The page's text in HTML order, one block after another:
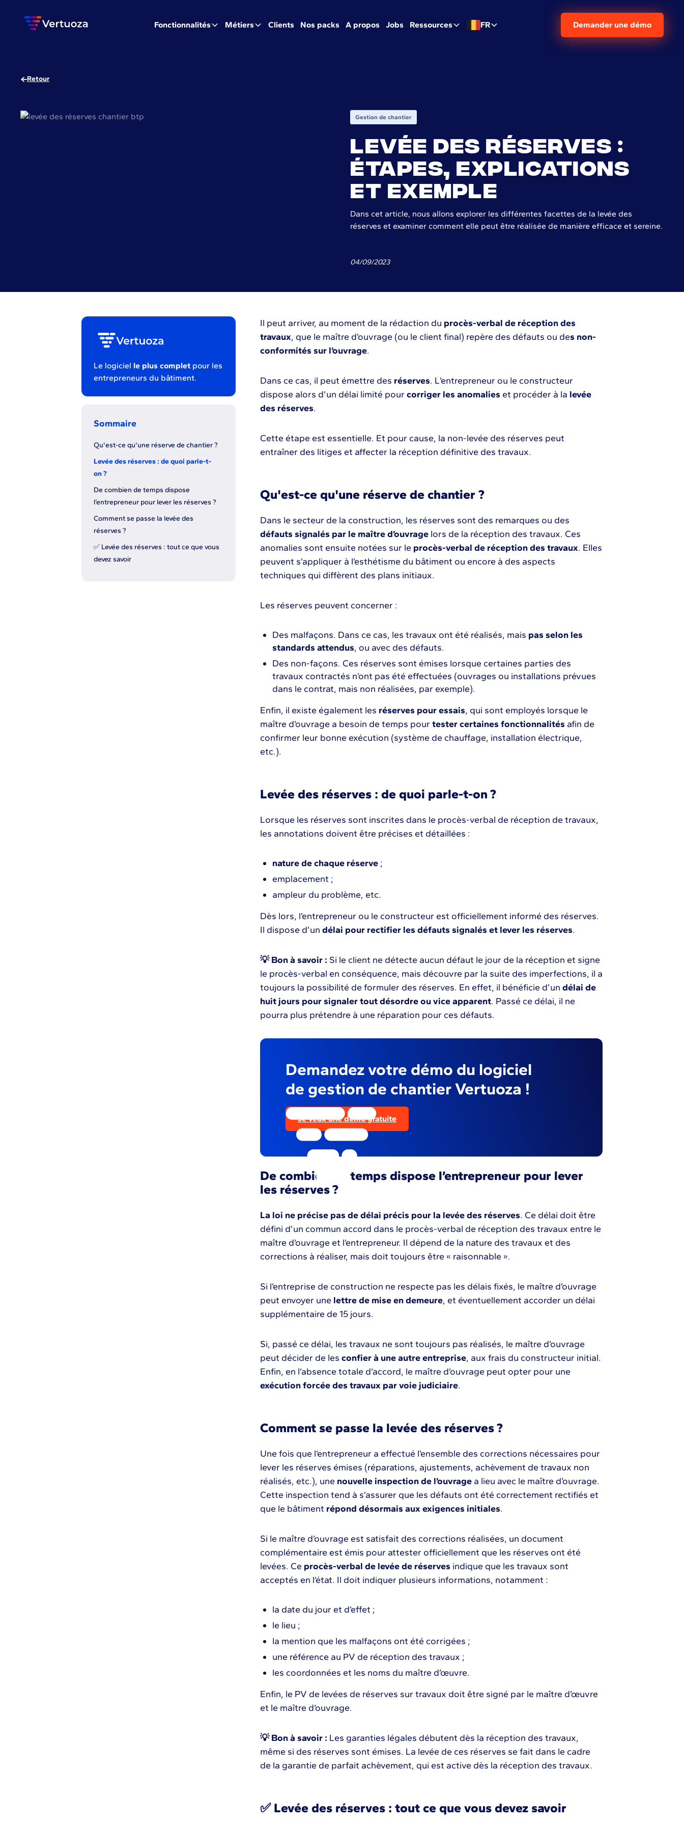
Fonctionnalités Métiers Clients Nos packs A propos Jobs Ressources FR Demander une démo
Retour
Gestion de chantier
Levée des réserves :
étapes, explications
et exemple
Dans cet article, nous allons explorer les différentes facettes de la levée des
réserves et examiner comment elle peut être réalisée de manière efficace et sereine.
04/09/2023
Le logiciel le plus complet pour les
entrepreneurs du bâtiment.
Sommaire
Qu'est-ce qu'une réserve de chantier ?
Levée des réserves : de quoi parle-t-
on ?
De combien de temps dispose
l’entrepreneur pour lever les réserves ?
Comment se passe la levée des
réserves ?
✅ Levée des réserves : tout ce que vous
devez savoir
Il peut arriver, au moment de la rédaction du procès-verbal de réception des
travaux, que le maître d’ouvrage (ou le client final) repère des défauts ou des non-
conformités sur l’ouvrage.
Dans ce cas, il peut émettre des réserves. L’entrepreneur ou le constructeur
dispose alors d’un délai limité pour corriger les anomalies et procéder à la levée
des réserves.
Cette étape est essentielle. Et pour cause, la non-levée des réserves peut
entraîner des litiges et affecter la réception définitive des travaux.
Qu'est-ce qu'une réserve de chantier ?
Dans le secteur de la construction, les réserves sont des remarques ou des
défauts signalés par le maître d’ouvragelors de la réception des travaux. Ces
anomalies sont ensuite notées sur le procès-verbal de réception des travaux. Elles
peuvent s’appliquer à l’esthétisme du bâtiment ou encore à des aspects
techniques qui diffèrent des plans initiaux.
Les réserves peuvent concerner :
Des malfaçons. Dans ce cas, les travaux ont été réalisés, mais pas selon les
standards attendus, ou avec des défauts.
Des non-façons. Ces réserves sont émises lorsque certaines parties des
travaux contractés n’ont pas été effectuées (ouvrages ou installations prévues
dans le contrat, mais non réalisées, par exemple).
Enfin, il existe également les réserves pour essais, qui sont employés lorsque le
maître d’ouvrage a besoin de temps pour tester certaines fonctionnalités afin de
confirmer leur bonne exécution (système de chauffage, installation électrique,
etc.).
Levée des réserves : de quoi parle-t-on ?
Lorsque les réserves sont inscrites dans le procès-verbal de réception de travaux,
les annotations doivent être précises et détaillées :
nature de chaque réserve;
emplacement ;
ampleur du problème, etc.
Dès lors, l’entrepreneur ou le constructeur est officiellement informé des réserves.
Il dispose d’un délai pour rectifier les défauts signalés et lever les réserves.
💡 Bon à savoir : Si le client ne détecte aucun défaut le jour de la réception et signe
le procès-verbal en conséquence, mais découvre par la suite des imperfections, il a
toujours la possibilité de formuler des réserves. En effet, il bénéficie d’un délai de
huit jours pour signaler tout désordre ou vice apparent. Passé ce délai, il ne
pourra plus prétendre à une réparation pour ces défauts.
Demandez votre démo du logiciel
de gestion de chantier Vertuoza !
Je veux une démo gratuite
De combien de temps dispose l’entrepreneur pour lever
les réserves ?
La loi ne précise pas de délai précis pour la levée des réserves. Ce délai doit être
défini d’un commun accord dans le procès-verbal de réception des travaux entre le
maître d’ouvrage et l’entrepreneur. Il dépend de la nature des travaux et des
corrections à réaliser, mais doit toujours être « raisonnable ».
Si l’entreprise de construction ne respecte pas les délais fixés, le maître d’ouvrage
peut envoyer une lettre de mise en demeure, et éventuellement accorder un délai
supplémentaire de 15 jours.
Si, passé ce délai, les travaux ne sont toujours pas réalisés, le maître d’ouvrage
peut décider de les confier à une autre entreprise, aux frais du constructeur initial.
Enfin, en l’absence totale d’accord, le maître d’ouvrage peut opter pour une
exécution forcée des travaux par voie judiciaire.
Comment se passe la levée des réserves ?
Une fois que l’entrepreneur a effectué l’ensemble des corrections nécessaires pour
lever les réserves émises (réparations, ajustements, achèvement de travaux non
réalisés, etc.), une nouvelle inspection de l’ouvragea lieu avec le maître d’ouvrage.
Cette inspection tend à s’assurer que les défauts ont été correctement rectifiés et
que le bâtiment répond désormais aux exigences initiales.
Si le maître d’ouvrage est satisfait des corrections réalisées, un document
complémentaire est émis pour attester officiellement que les réserves ont été
levées. Ce procès-verbal de levée de réserves indique que les travaux sont
acceptés en l’état. Il doit indiquer plusieurs informations, notamment :
la date du jour et d’effet ;
le lieu ;
la mention que les malfaçons ont été corrigées ;
une référence au PV de réception des travaux ;
les coordonnées et les noms du maître d’œuvre.
Enfin, le PV de levées de réserves sur travaux doit être signé par le maître d’œuvre
et le maître d’ouvrage.
💡 Bon à savoir : Les garanties légales débutent dès la réception des travaux,
même si des réserves sont émises. La levée de ces réserves se fait dans le cadre
de la garantie de parfait achèvement, qui est active dès la réception des travaux.
✅ Levée des réserves : tout ce que vous devez savoir